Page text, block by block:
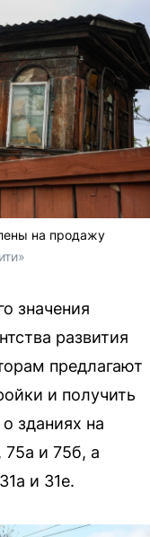
на продажу
значения
развития
предлагают
и получить
зданиях на
и 75б, а
и 31е.